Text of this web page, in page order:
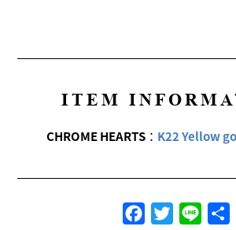
ITEM
CHROME HEARTS ： K22 Yellow
FacebookTwitterLine